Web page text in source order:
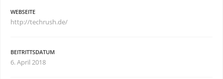
WEBSEITE
http://techrush.de/
BEITRITTSDATUM
6. April 2018